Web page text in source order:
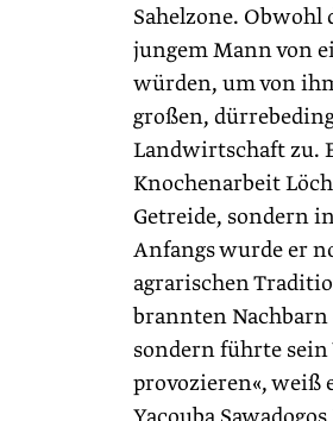
Sahelzone.
jungem Mann von
würden, um von
großen,
Landwirtschaft zu.
Knochenarbeit
Getreide, sondern
Anfangs wurde er
agrarischen
brannten Nachbarn
sondern führte
provozieren«, weiß